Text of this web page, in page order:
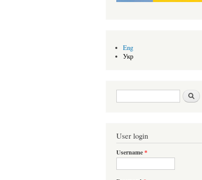
Eng
Укр
Search form Шукати
User login
Username*